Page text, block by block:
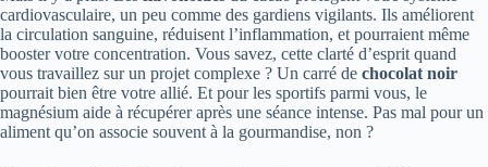
cardiovasculaire, un peu comme des gardiens vigilants. Ils améliorent
la circulation sanguine, réduisent l’inflammation, et pourraient même
booster votre concentration. Vous savez, cette clarté d’esprit quand
vous travaillez sur un projet complexe ? Un carré de chocolat noir
pourrait bien être votre allié. Et pour les sportifs parmi vous, le
magnésium aide à récupérer après une séance intense. Pas mal pour un
aliment qu’on associe souvent à la gourmandise, non ?